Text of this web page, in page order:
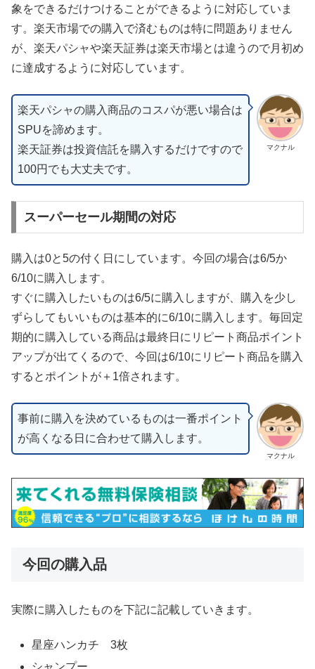
象をできるだけつけることができるように対応していま
す。楽天市場での購入で済むものは特に問題ありません
が、楽天パシャや楽天証券は楽天市場とは違うので月初め
に達成するように対応しています。
マクナル
楽天パシャの購入商品のコスパが悪い場合は
SPUを諦めます。
楽天証券は投資信託を購入するだけですので
100円でも大丈夫です。
スーパーセール期間の対応
購入は0と5の付く日にしています。今回の場合は6/5か
6/10に購入します。
すぐに購入したいものは6/5に購入しますが、購入を少し
ずらしてもいいものは基本的に6/10に購入します。毎回定
期的に購入している商品は最終日にリピート商品ポイント
アップが出てくるので、今回は6/10にリピート商品を購入
するとポイントが＋1倍されます。
マクナル
事前に購入を決めているものは一番ポイント
が高くなる日に合わせて購入します。
今回の購入品
実際に購入したものを下記に記載していきます。
星座ハンカチ 3枚